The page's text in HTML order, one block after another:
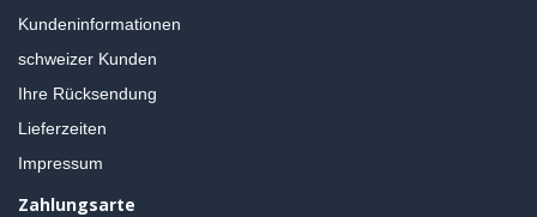
Kundeninformationen
schweizer Kunden
Ihre Rücksendung
Lieferzeiten
Impressum
Zahlungsarte